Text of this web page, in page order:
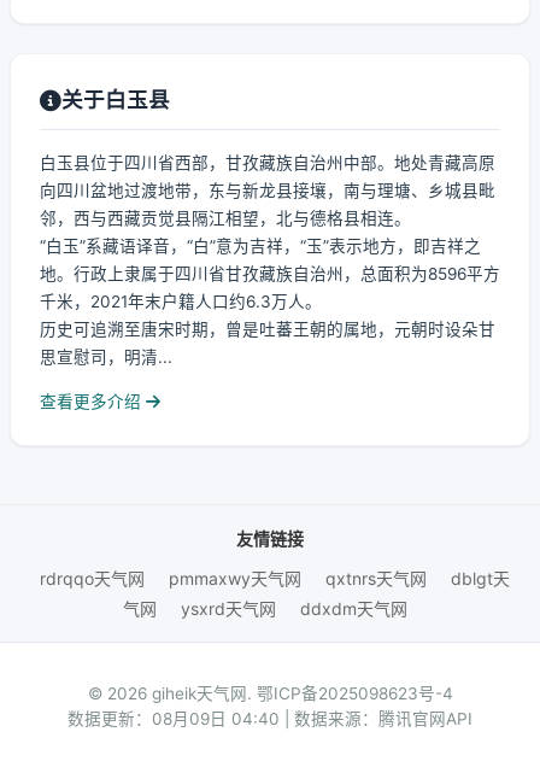
关于白玉县
白玉县位于四川省西部，甘孜藏族自治州中部。地处青藏高原
向四川盆地过渡地带，东与新龙县接壤，南与理塘、乡城县毗
邻，西与西藏贡觉县隔江相望，北与德格县相连。
“白玉”系藏语译音，“白”意为吉祥，“玉”表示地方，即吉祥之
地。行政上隶属于四川省甘孜藏族自治州，总面积为8596平方
千米，2021年末户籍人口约6.3万人。
历史可追溯至唐宋时期，曾是吐蕃王朝的属地，元朝时设朵甘
思宣慰司，明清...
查看更多介绍
友情链接
rdrqqo天气网
pmmaxwy天气网 qxtnrs天气网
dblgt天
气网
ysxrd天气网 ddxdm天气网
© 2026 giheik天气网. 鄂ICP备2025098623号-4
数据更新：08月09日 04:40 | 数据来源：腾讯官网API